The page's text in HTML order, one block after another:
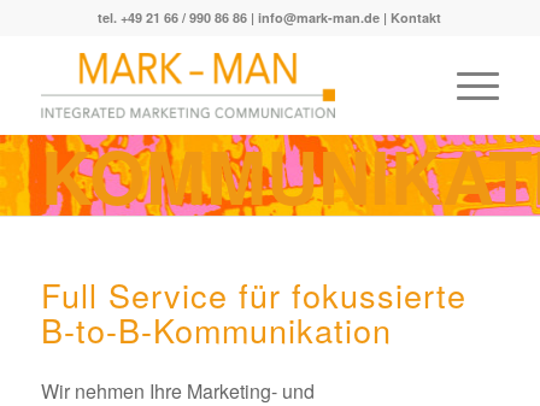
tel. +49 21 66 / 990 86 86 |info@mark-man.de | Kontakt
Full Service für fokussierte
B-to-B-Kommunikation
Wir nehmen Ihre Marketing- und